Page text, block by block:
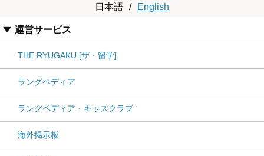
日本語 / English
運営サービス
THE RYUGAKU [ザ・留学]
ラングペディア
ラングペディア・キッズクラブ
海外掲示板